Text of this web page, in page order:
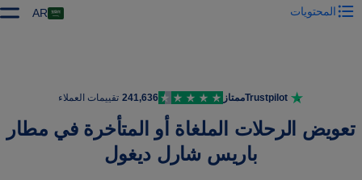
AR المحتويات
Trustpilotممتاز 241,636 تقييمات العملاء
تعويض الرحلات الملغاة أو المتأخرة في مطار
باريس شارل ديغول